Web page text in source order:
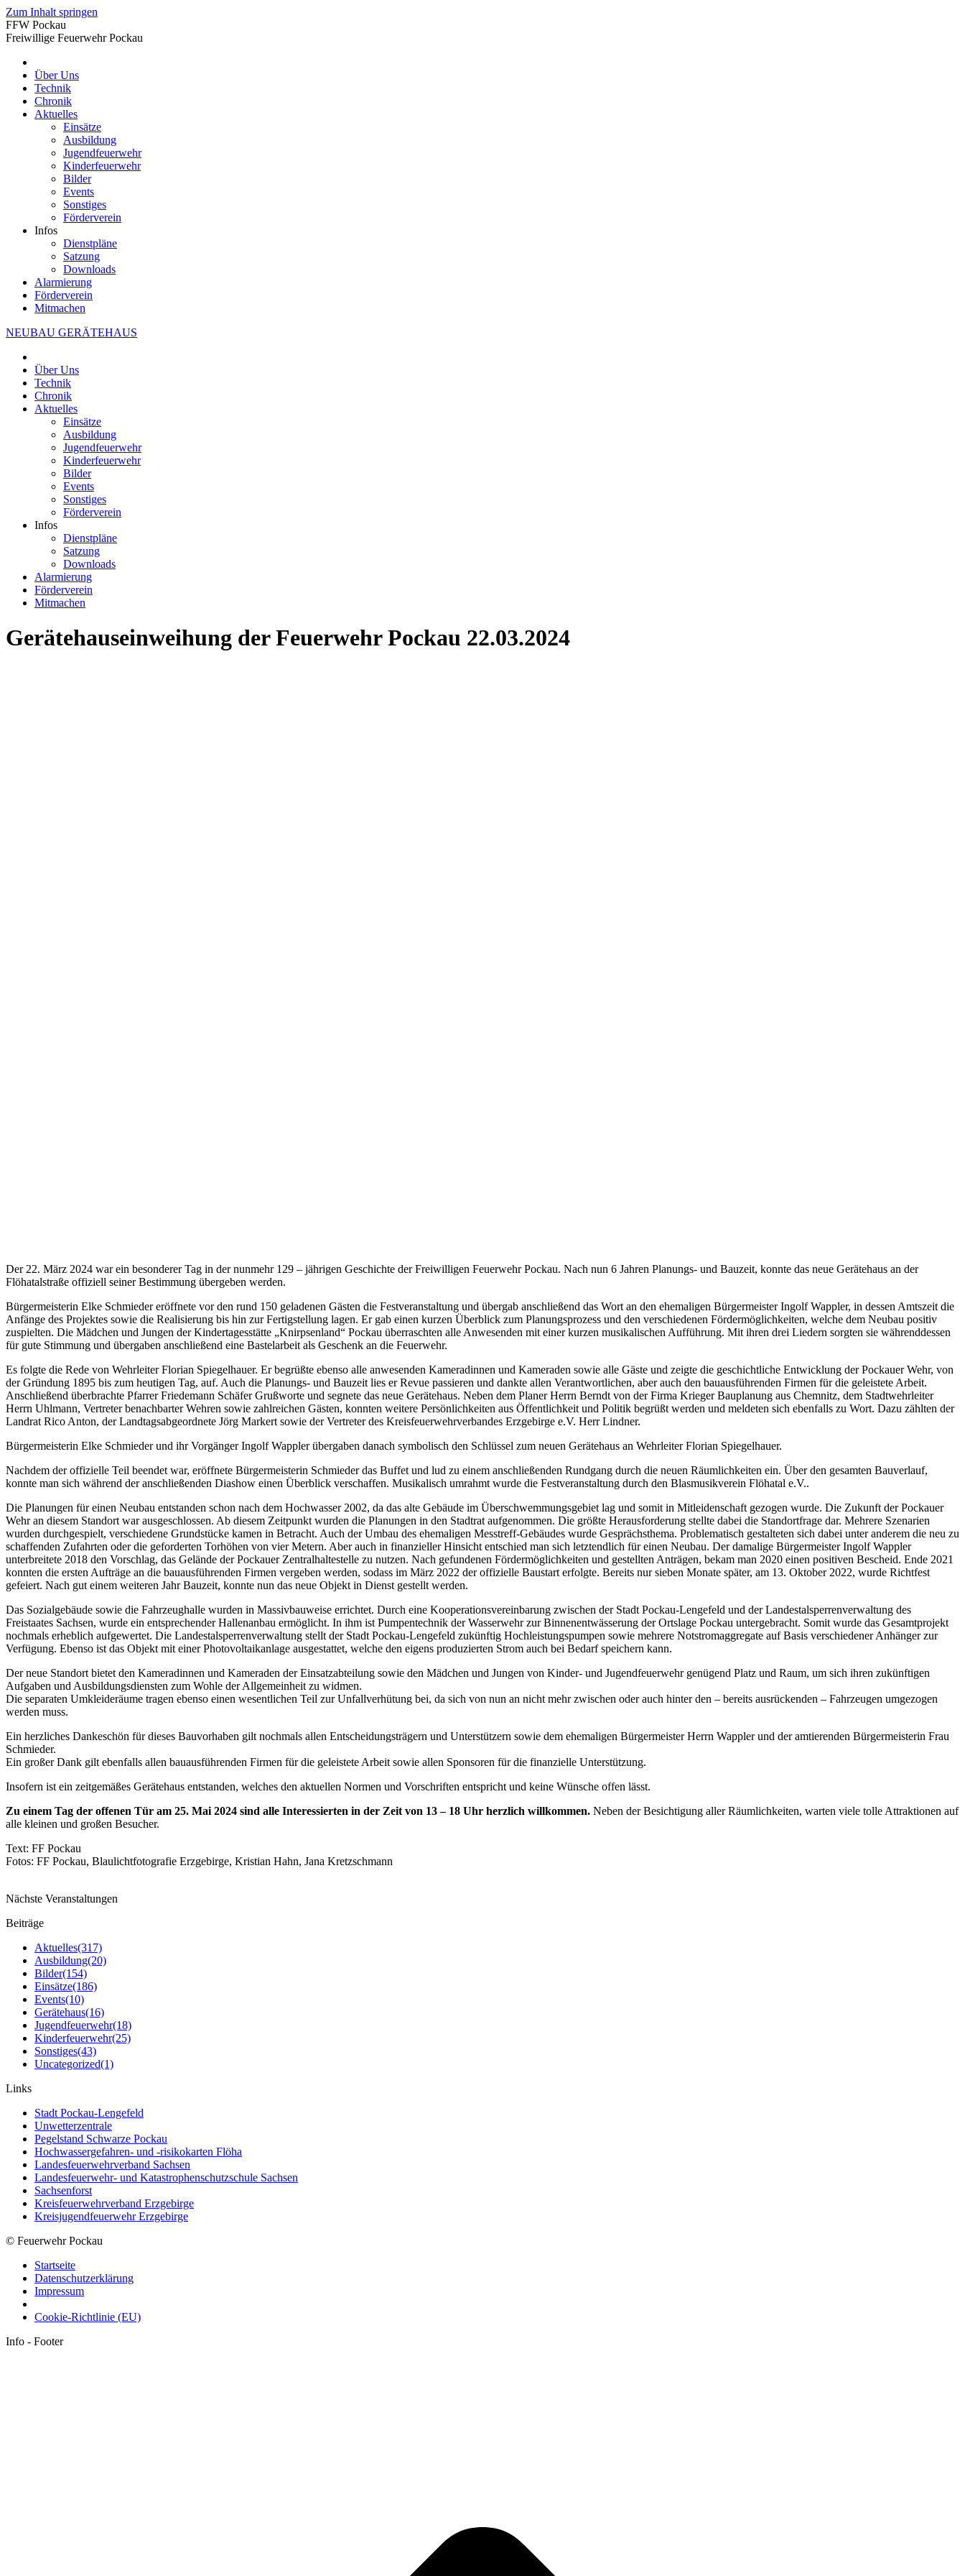
Zum Inhalt springen
FFW Pockau
Freiwillige Feuerwehr Pockau
Über Uns
Technik
Chronik
Aktuelles
Einsätze
Ausbildung
Jugendfeuerwehr
Kinderfeuerwehr
Bilder
Events
Sonstiges
Förderverein
Infos
Dienstpläne
Satzung
Downloads
Alarmierung
Förderverein
Mitmachen
NEUBAU GERÄTEHAUS
Über Uns
Technik
Chronik
Aktuelles
Einsätze
Ausbildung
Jugendfeuerwehr
Kinderfeuerwehr
Bilder
Events
Sonstiges
Förderverein
Infos
Dienstpläne
Satzung
Downloads
Alarmierung
Förderverein
Mitmachen
Gerätehauseinweihung der Feuerwehr Pockau 22.03.2024
Der 22. März 2024 war ein besonderer Tag in der nunmehr 129 – jährigen Geschichte der Freiwilligen Feuerwehr Pockau. Nach nun 6 Jahren Planungs- und Bauzeit, konnte das neue Gerätehaus an der
Flöhatalstraße offiziell seiner Bestimmung übergeben werden.
Bürgermeisterin Elke Schmieder eröffnete vor den rund 150 geladenen Gästen die Festveranstaltung und übergab anschließend das Wort an den ehemaligen Bürgermeister Ingolf Wappler, in dessen Amtszeit die
Anfänge des Projektes sowie die Realisierung bis hin zur Fertigstellung lagen. Er gab einen kurzen Überblick zum Planungsprozess und den verschiedenen Fördermöglichkeiten, welche dem Neubau positiv
zuspielten. Die Mädchen und Jungen der Kindertagesstätte „Knirpsenland“ Pockau überraschten alle Anwesenden mit einer kurzen musikalischen Aufführung. Mit ihren drei Liedern sorgten sie währenddessen
für gute Stimmung und übergaben anschließend eine Bastelarbeit als Geschenk an die Feuerwehr.
Es folgte die Rede von Wehrleiter Florian Spiegelhauer. Er begrüßte ebenso alle anwesenden Kameradinnen und Kameraden sowie alle Gäste und zeigte die geschichtliche Entwicklung der Pockauer Wehr, von
der Gründung 1895 bis zum heutigen Tag, auf. Auch die Planungs- und Bauzeit lies er Revue passieren und dankte allen Verantwortlichen, aber auch den bauausführenden Firmen für die geleistete Arbeit.
Anschließend überbrachte Pfarrer Friedemann Schäfer Grußworte und segnete das neue Gerätehaus. Neben dem Planer Herrn Berndt von der Firma Krieger Bauplanung aus Chemnitz, dem Stadtwehrleiter
Herrn Uhlmann, Vertreter benachbarter Wehren sowie zahlreichen Gästen, konnten weitere Persönlichkeiten aus Öffentlichkeit und Politik begrüßt werden und meldeten sich ebenfalls zu Wort. Dazu zählten der
Landrat Rico Anton, der Landtagsabgeordnete Jörg Markert sowie der Vertreter des Kreisfeuerwehrverbandes Erzgebirge e.V. Herr Lindner.
Bürgermeisterin Elke Schmieder und ihr Vorgänger Ingolf Wappler übergaben danach symbolisch den Schlüssel zum neuen Gerätehaus an Wehrleiter Florian Spiegelhauer.
Nachdem der offizielle Teil beendet war, eröffnete Bürgermeisterin Schmieder das Buffet und lud zu einem anschließenden Rundgang durch die neuen Räumlichkeiten ein. Über den gesamten Bauverlauf,
konnte man sich während der anschließenden Diashow einen Überblick verschaffen. Musikalisch umrahmt wurde die Festveranstaltung durch den Blasmusikverein Flöhatal e.V..
Die Planungen für einen Neubau entstanden schon nach dem Hochwasser 2002, da das alte Gebäude im Überschwemmungsgebiet lag und somit in Mitleidenschaft gezogen wurde. Die Zukunft der Pockauer
Wehr an diesem Standort war ausgeschlossen. Ab diesem Zeitpunkt wurden die Planungen in den Stadtrat aufgenommen. Die größte Herausforderung stellte dabei die Standortfrage dar. Mehrere Szenarien
wurden durchgespielt, verschiedene Grundstücke kamen in Betracht. Auch der Umbau des ehemaligen Messtreff-Gebäudes wurde Gesprächsthema. Problematisch gestalteten sich dabei unter anderem die neu zu
schaffenden Zufahrten oder die geforderten Torhöhen von vier Metern. Aber auch in finanzieller Hinsicht entschied man sich letztendlich für einen Neubau. Der damalige Bürgermeister Ingolf Wappler
unterbreitete 2018 den Vorschlag, das Gelände der Pockauer Zentralhaltestelle zu nutzen. Nach gefundenen Fördermöglichkeiten und gestellten Anträgen, bekam man 2020 einen positiven Bescheid. Ende 2021
konnten die ersten Aufträge an die bauausführenden Firmen vergeben werden, sodass im März 2022 der offizielle Baustart erfolgte. Bereits nur sieben Monate später, am 13. Oktober 2022, wurde Richtfest
gefeiert. Nach gut einem weiteren Jahr Bauzeit, konnte nun das neue Objekt in Dienst gestellt werden.
Das Sozialgebäude sowie die Fahrzeughalle wurden in Massivbauweise errichtet. Durch eine Kooperationsvereinbarung zwischen der Stadt Pockau-Lengefeld und der Landestalsperrenverwaltung des
Freistaates Sachsen, wurde ein entsprechender Hallenanbau ermöglicht. In ihm ist Pumpentechnik der Wasserwehr zur Binnenentwässerung der Ortslage Pockau untergebracht. Somit wurde das Gesamtprojekt
nochmals erheblich aufgewertet. Die Landestalsperrenverwaltung stellt der Stadt Pockau-Lengefeld zukünftig Hochleistungspumpen sowie mehrere Notstromaggregate auf Basis verschiedener Anhänger zur
Verfügung. Ebenso ist das Objekt mit einer Photovoltaikanlage ausgestattet, welche den eigens produzierten Strom auch bei Bedarf speichern kann.
Der neue Standort bietet den Kameradinnen und Kameraden der Einsatzabteilung sowie den Mädchen und Jungen von Kinder- und Jugendfeuerwehr genügend Platz und Raum, um sich ihren zukünftigen
Aufgaben und Ausbildungsdiensten zum Wohle der Allgemeinheit zu widmen.
Die separaten Umkleideräume tragen ebenso einen wesentlichen Teil zur Unfallverhütung bei, da sich von nun an nicht mehr zwischen oder auch hinter den – bereits ausrückenden – Fahrzeugen umgezogen
werden muss.
Ein herzliches Dankeschön für dieses Bauvorhaben gilt nochmals allen Entscheidungsträgern und Unterstützern sowie dem ehemaligen Bürgermeister Herrn Wappler und der amtierenden Bürgermeisterin Frau
Schmieder.
Ein großer Dank gilt ebenfalls allen bauausführenden Firmen für die geleistete Arbeit sowie allen Sponsoren für die finanzielle Unterstützung.
Insofern ist ein zeitgemäßes Gerätehaus entstanden, welches den aktuellen Normen und Vorschriften entspricht und keine Wünsche offen lässt.
Zu einem Tag der offenen Tür am 25. Mai 2024 sind alle Interessierten in der Zeit von 13 – 18 Uhr herzlich willkommen. Neben der Besichtigung aller Räumlichkeiten, warten viele tolle Attraktionen auf
alle kleinen und großen Besucher.
Text: FF Pockau
Fotos: FF Pockau, Blaulichtfotografie Erzgebirge, Kristian Hahn, Jana Kretzschmann
Nächste Veranstaltungen
Beiträge
Aktuelles(317)
Ausbildung(20)
Bilder(154)
Einsätze(186)
Events(10)
Gerätehaus(16)
Jugendfeuerwehr(18)
Kinderfeuerwehr(25)
Sonstiges(43)
Uncategorized(1)
Links
Stadt Pockau-Lengefeld
Unwetterzentrale
Pegelstand Schwarze Pockau
Hochwassergefahren- und -risikokarten Flöha
Landesfeuerwehrverband Sachsen
Landesfeuerwehr- und Katastrophenschutzschule Sachsen
Sachsenforst
Kreisfeuerwehrverband Erzgebirge
Kreisjugendfeuerwehr Erzgebirge
© Feuerwehr Pockau
Startseite
Datenschutzerklärung
Impressum
Cookie-Richtlinie (EU)
Info - Footer